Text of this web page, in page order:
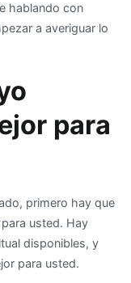
hablando con
a averiguar lo
para
primero hay que
usted. Hay
disponibles, y
para usted.